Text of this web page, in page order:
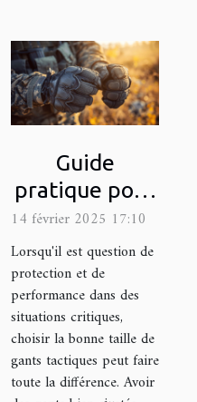
Guide
pratique pour
choisir la taille
appropriée de
gants
tactiques
14 février 2025 17:10
Lorsqu'il est question de
protection et de
performance dans des
situations critiques,
choisir la bonne taille de
gants tactiques peut faire
toute la différence. Avoir